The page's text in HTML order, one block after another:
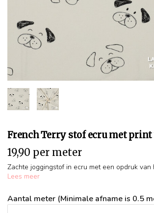
French Terry stof ecru met print
19,90 per meter
Zachte joggingstof in ecru met een opdruk van
Lees meer
Aantal meter (Minimale afname is 0.5